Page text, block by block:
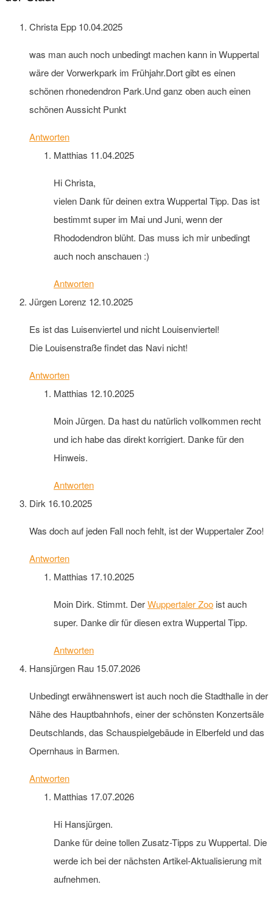
Christa Epp 10.04.2025
was man auch noch unbedingt machen kann in Wuppertal
wäre der Vorwerkpark im Frühjahr.Dort gibt es einen
schönen rhonedendron Park.Und ganz oben auch einen
schönen Aussicht Punkt
Antworten
Matthias 11.04.2025
Hi Christa,
vielen Dank für deinen extra Wuppertal Tipp. Das ist
bestimmt super im Mai und Juni, wenn der
Rhododendron blüht. Das muss ich mir unbedingt
auch noch anschauen :)
Antworten
Jürgen Lorenz 12.10.2025
Es ist das Luisenviertel und nicht Louisenviertel!
Die Louisenstraße findet das Navi nicht!
Antworten
Matthias 12.10.2025
Moin Jürgen. Da hast du natürlich vollkommen recht
und ich habe das direkt korrigiert. Danke für den
Hinweis.
Antworten
Dirk 16.10.2025
Was doch auf jeden Fall noch fehlt, ist der Wuppertaler Zoo!
Antworten
Matthias 17.10.2025
Moin Dirk. Stimmt. DerWuppertaler Zoo ist auch
super. Danke dir für diesen extra Wuppertal Tipp.
Antworten
Hansjürgen Rau 15.07.2026
Unbedingt erwähnenswert ist auch noch die Stadthalle in der
Nähe des Hauptbahnhofs, einer der schönsten Konzertsäle
Deutschlands, das Schauspielgebäude in Elberfeld und das
Opernhaus in Barmen.
Antworten
Matthias 17.07.2026
Hi Hansjürgen.
Danke für deine tollen Zusatz-Tipps zu Wuppertal. Die
werde ich bei der nächsten Artikel-Aktualisierung mit
aufnehmen.